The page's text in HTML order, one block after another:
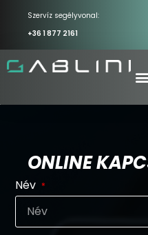
Szervíz segélyvonal:
+36 1 877 2161
ONLINE
Név